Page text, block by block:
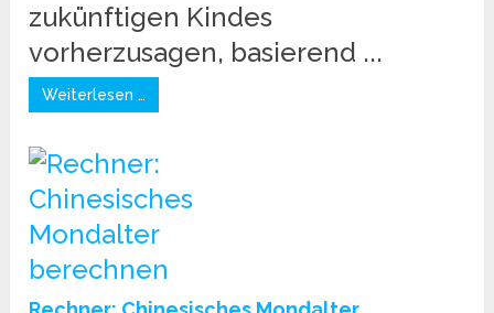
zukünftigen Kindes
vorherzusagen, basierend ...
Weiterlesen …